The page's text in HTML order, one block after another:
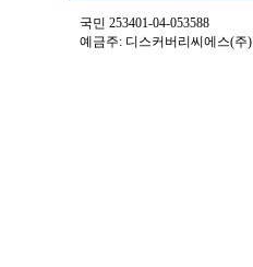
국민 253401-04-053588
예금주: 디스커버리씨에스(주)